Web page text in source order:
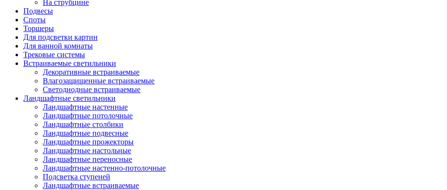
На струбцине
Подвесы
Споты
Торшеры
Для подсветки картин
Для ванной комнаты
Трековые системы
Встраиваемые светильники
Декоративные встраиваемые
Влагозащищенные встраиваемые
Светодиодные встраиваемые
Ландшафтные светильники
Ландшафтные настенные
Ландшафтные потолочные
Ландшафтные столбики
Ландшафтные подвесные
Ландшафтные прожекторы
Ландшафтные настольные
Ландшафтные переносные
Ландшафтные настенно-потолочные
Подсветка ступеней
Ландшафтные встраиваемые